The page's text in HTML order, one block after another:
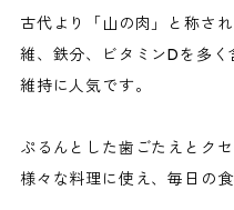
古代より「山の肉」と称さ
維、鉄分、ビタミンDを多
維持に人気です。
ぷるんとした歯ごたえとク
様々な料理に使え、毎日の